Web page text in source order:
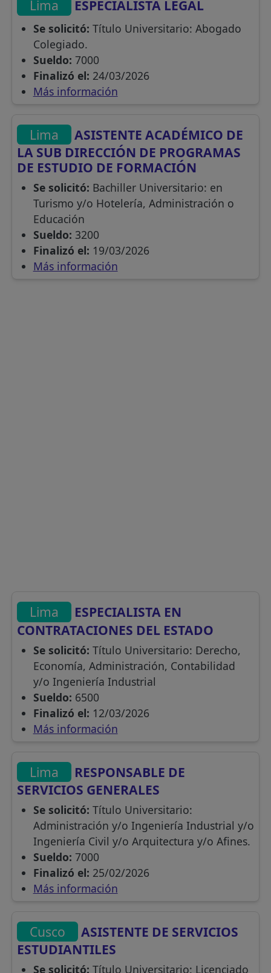
Lima ESPECIALISTA LEGAL
Se solicitó: Título Universitario: Abogado
Colegiado.
Sueldo: 7000
Finalizó el: 24/03/2026
Más información
Lima
ASISTENTE ACADÉMICO DE
LA SUB DIRECCIÓN DE PROGRAMAS
DE ESTUDIO DE FORMACIÓN
Se solicitó: Bachiller Universitario: en
Turismo y/o Hotelería, Administración o
Educación
Sueldo: 3200
Finalizó el: 19/03/2026
Más información
Lima
ESPECIALISTA EN
CONTRATACIONES DEL ESTADO
Se solicitó: Título Universitario: Derecho,
Economía, Administración, Contabilidad
y/o Ingeniería Industrial
Sueldo: 6500
Finalizó el: 12/03/2026
Más información
Lima
RESPONSABLE DE
SERVICIOS GENERALES
Se solicitó: Título Universitario:
Administración y/o Ingeniería Industrial y/o
Ingeniería Civil y/o Arquitectura y/o Afines.
Sueldo: 7000
Finalizó el: 25/02/2026
Más información
Cusco
ASISTENTE DE SERVICIOS
ESTUDIANTILES
Se solicitó: Título Universitario: Licenciado